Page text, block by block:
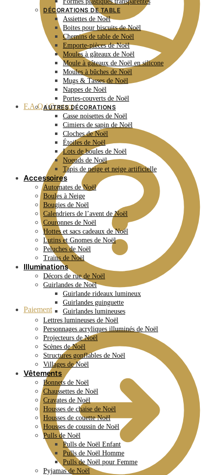
F.A.Q / Contact
Paiement
DÉCORATIONS DE TABLE
Assiettes de Noël
Boites pour biscuits de Noël
Chemins de table de Noël
Emporte-pièces de Noël
Moules à gâteaux de Noël
Moule à gâteaux de Noël en silicone
Moules à bûches de Noël
Mugs & Tasses de Noël
Nappes de Noël
Portes-couverts de Noël
AUTRES DÉCORATIONS
Casse noisettes de Noël
Cimiers de sapin de Noël
Cloches de Noël
Étoiles de Noël
Lots de boules de Noël
Noeuds de Noël
Tapis de neige et neige artificielle
Accessoires
Automates de Noël
Boules à Neige
Bougies de Noël
Calendriers de l’avent de Noël
Couronnes de Noël
Hottes et sacs cadeaux de Noël
Lutins et Gnomes de Noël
Peluches de Noël
Trains de Noël
Illuminations
Décors de rue de Noël
Guirlandes de Noël
Guirlande rideaux lumineux
Guirlandes guinguette
Guirlandes lumineuses
Lettres lumineuses de Noël
Personnages acryliques illuminés de Noël
Projecteurs de Noël
Scènes de Noël
Structures gonflables de Noël
Villages de Noël
Vêtements
Bonnets de Noël
Chaussettes de Noël
Cravates de Noël
Housses de chaise de Noël
Housses de couette Noël
Housses de coussin de Noël
Pulls de Noël
Pulls de Noël Enfant
Pulls de Noël Homme
Pulls de Noël pour Femme
Pyjamas de Noël